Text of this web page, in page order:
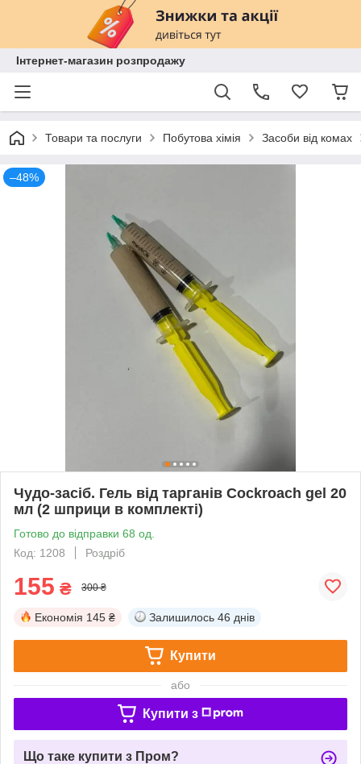
Інтернет-магазин розпродажу
Товари та послуги Побутова хімія Засоби від комах
–48%
Чудо-засіб. Гель від тарганів Cockroach gel 20
мл (2 шприци в комплекті)
Готово до відправки 68 од.
Код: 1208
Роздріб
155 ₴ 300 ₴
Економія 145 ₴ Залишилось 46 днів
Купити
або
Купити з
Що таке купити з Пром?